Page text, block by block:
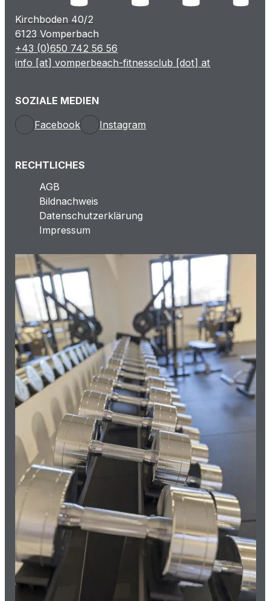
Kirchboden 40/2
6123 Vomperbach
+43 (0)650 742 56 56
info [at] vomperbeach-fitnessclub [dot] at
SOZIALE MEDIEN
Facebook
Instagram
RECHTLICHES
AGB
Bildnachweis
Datenschutzerklärung
Impressum